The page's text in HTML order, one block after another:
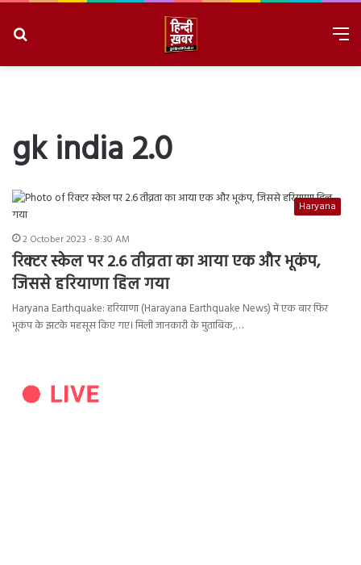
gk india 2.0
Haryana
2 October 2023 - 8:30 AM
रिक्टर स्केल पर 2.6 तीव्रता का आया एक और भूकंप,
जिससे हरियाणा हिल गया
Haryana Earthquake: हरियाणा (Harayana Earthquake News) में एक बार फिर
भूकंप के झटके महसूस किए गए। मिली जानकारी के मुताबिक,…